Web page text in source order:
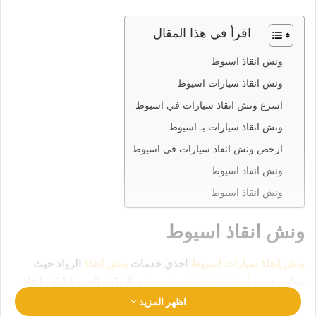
اقرأ في هذا المقال
ونش انقاذ اسيوط
ونش انقاذ سيارات اسيوط
اسرع ونش انقاذ سيارات في اسيوط
ونش انقاذ سيارات بـ اسيوط
ارخص ونش انقاذ سيارات في اسيوط
ونش انقاذ اسيوط
ونش انقاذ اسيوط
ونش انقاذ اسيوط
ونش إنقاذ سيارات اسيوط احدي خدمات ونش انقاذ الرواد حيث
سيارتك في امان تام وراحة رقم ونش انقاذ اسيوط
01063144040
اظهر المزيد